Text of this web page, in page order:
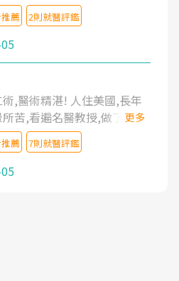
薦 2則就醫評鑑
,醫術精湛! 人住美國,長年
苦,看遍名醫教授,做了各種
醫針灸及物理徒手治療都
止痛藥都效果有限,只是壓
失眠嚴重影響生活品質.
育才主任是頸頭症候群專
更多
薦 7則就醫評鑑